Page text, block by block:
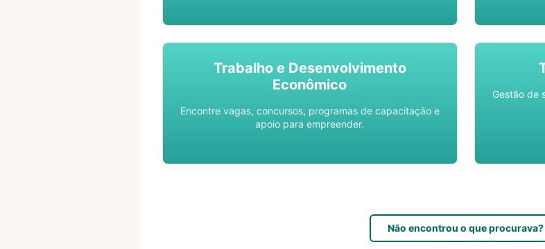
Trabalho e Desenvolvimento
Econômico
Encontre vagas, concursos, programas de capacitação e
apoio para empreender.
Gestão de
Não encontrou o que procurava?